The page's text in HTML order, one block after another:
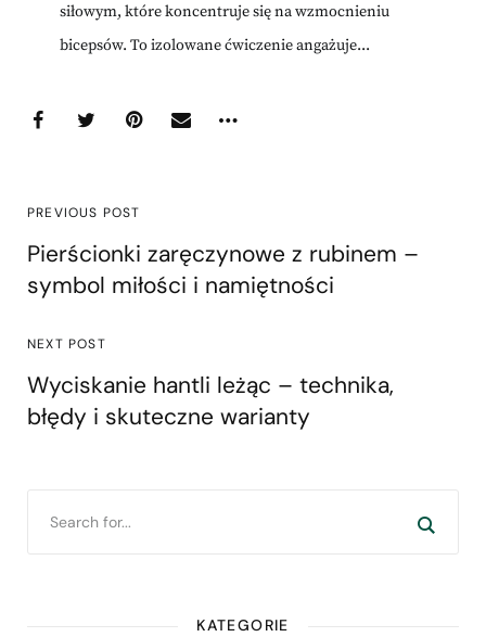
siłowym, które koncentruje się na wzmocnieniu
bicepsów. To izolowane ćwiczenie angażuje...
PREVIOUS POST
Pierścionki zaręczynowe z rubinem –
symbol miłości i namiętności
NEXT POST
Wyciskanie hantli leżąc – technika,
błędy i skuteczne warianty
KATEGORIE